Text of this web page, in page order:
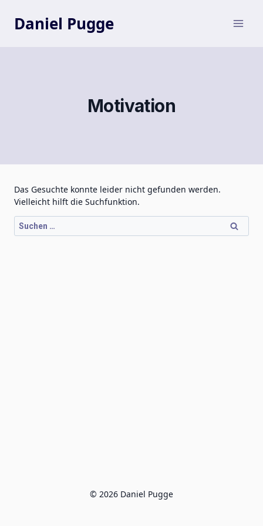
Inhalt
springenDaniel Pugge
Motivation
Das Gesuchte konnte leider nicht gefunden werden.
Vielleicht hilft die Suchfunktion.
Suchen
nach:
© 2026 Daniel Pugge